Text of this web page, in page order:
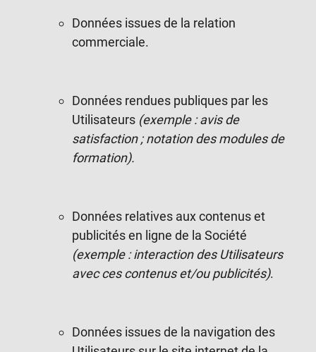
Données issues de la relation
commerciale.
Données rendues publiques par les
Utilisateurs (exemple : avis de
satisfaction ; notation des modules de
formation).
Données relatives aux contenus et
publicités en ligne de la Société
(exemple : interaction des Utilisateurs
avec ces contenus et/ou publicités).
Données issues de la navigation des